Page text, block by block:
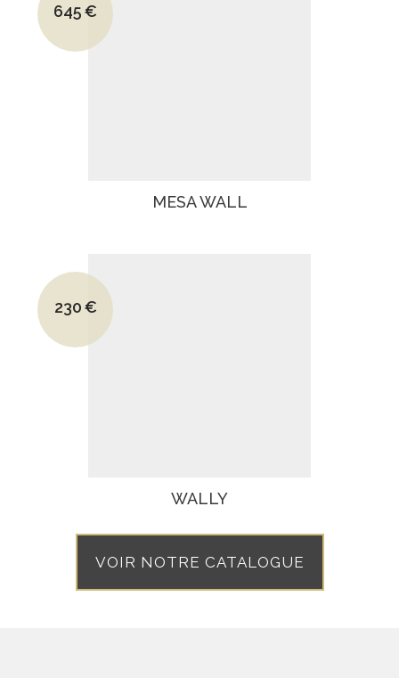
645€
Le prix actuel est : 645€.
MESA WALL
Le prix initial était : 282€.
230€
Le prix actuel est : 230€.
WALLY
VOIR NOTRE CATALOGUE